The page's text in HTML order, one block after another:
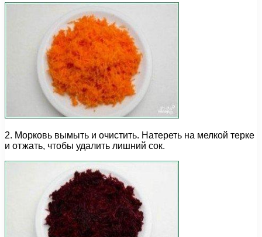
2. Морковь вымыть и очистить. Натереть на мелкой терке
и отжать, чтобы удалить лишний сок.